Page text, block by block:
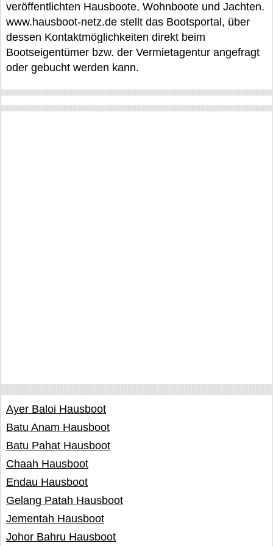
veröffentlichten Hausboote, Wohnboote und Jachten.
www.hausboot-netz.de stellt das Bootsportal, über
dessen Kontaktmöglichkeiten direkt beim
Bootseigentümer bzw. der Vermietagentur angefragt
oder gebucht werden kann.
Ayer Baloi Hausboot
Batu Anam Hausboot
Batu Pahat Hausboot
Chaah Hausboot
Endau Hausboot
Gelang Patah Hausboot
Jementah Hausboot
Johor Bahru Hausboot